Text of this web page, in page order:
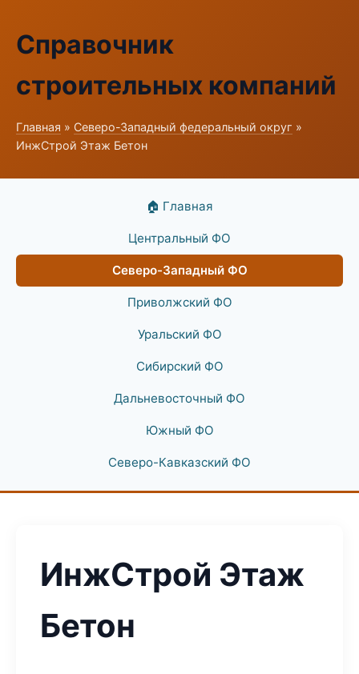
Справочник
строительных компаний
Главная » Северо-Западный федеральный округ »
ИнжСтрой Этаж Бетон
🏠 Главная
Центральный ФО
Северо-Западный ФО
Приволжский ФО
Уральский ФО
Сибирский ФО
Дальневосточный ФО
Южный ФО
Северо-Кавказский ФО
ИнжСтрой Этаж
Бетон